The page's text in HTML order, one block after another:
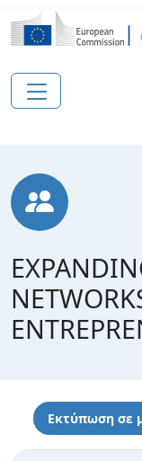
Παράκαμψη προς το
Εκτύπωση σε